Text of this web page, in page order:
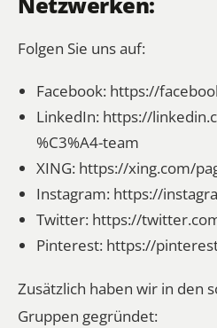
Folgen Sie uns auf:
Facebook: https://
LinkedIn: https://
%C3%A4-team
XING: https://xing.com/
Instagram: https://
Twitter: https://
Pinterest: https://
Zusätzlich haben wir in den
Gruppen gegründet: